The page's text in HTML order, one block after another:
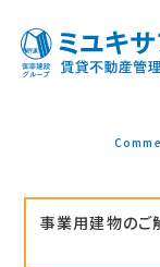
事業用建物のご